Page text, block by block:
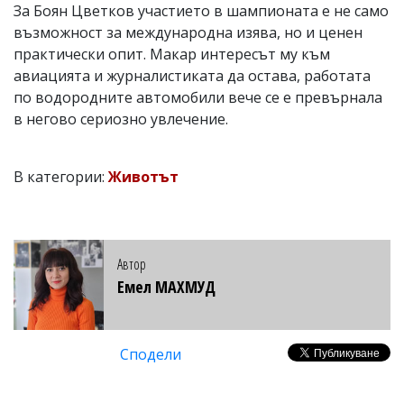
За Боян Цветков участието в шампионата е не само
възможност за международна изява, но и ценен
практически опит. Макар интересът му към
авиацията и журналистиката да остава, работата
по водородните автомобили вече се е превърнала
в негово сериозно увлечение.
В категории:Животът
Автор
Емел МАХМУД
Сподели